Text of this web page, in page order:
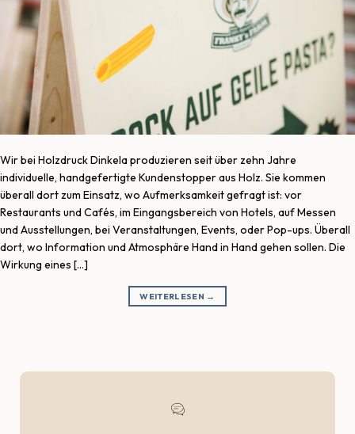
Wir bei Holzdruck Dinkela produzieren seit über zehn Jahre
individuelle, handgefertigte Kundenstopper aus Holz. Sie kommen
überall dort zum Einsatz, wo Aufmerksamkeit gefragt ist: vor
Restaurants und Cafés, im Eingangsbereich von Hotels, auf Messen
und Ausstellungen, bei Veranstaltungen, Events, oder Pop-ups. Überall
dort, wo Information und Atmosphäre Hand in Hand gehen sollen. Die
Wirkung eines […]
WEITERLESEN →